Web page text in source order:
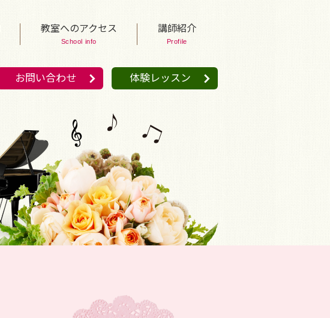
お問い合わせ 体験レッスン
教室へのアクセス
School info
講師紹介
Profile